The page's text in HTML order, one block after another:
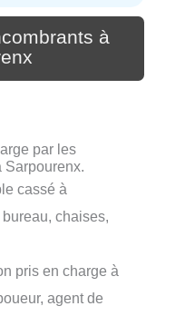
à
par les
Sarpourenx.
cassé à
chaises,
pris en charge à
agent de